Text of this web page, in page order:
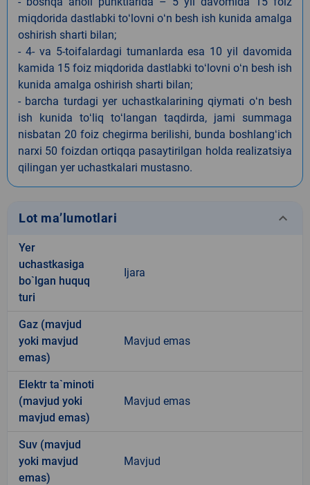
miqdorida dastlabki toʻlovni oʻn besh ish kunida amalga
oshirish sharti bilan;
- 4- va 5-toifalardagi tumanlarda esa 10 yil davomida
kamida 15 foiz miqdorida dastlabki toʻlovni oʻn besh ish
kunida amalga oshirish sharti bilan;
- barcha turdagi yer uchastkalarining qiymati oʻn besh
ish kunida toʻliq toʻlangan taqdirda, jami summaga
nisbatan 20 foiz chegirma berilishi, bunda boshlangʻich
narxi 50 foizdan ortiqqa pasaytirilgan holda realizatsiya
qilingan yer uchastkalari mustasno.
Lot ma’lumotlari keyboard_arrow_down
Yer
uchastkasiga
bo`lgan huquq
turi
Ijara
Gaz (mavjud
yoki mavjud
emas)
Mavjud emas
Elektr ta`minoti
(mavjud yoki
mavjud emas)
Mavjud emas
Suv (mavjud
yoki mavjud
emas)
Mavjud